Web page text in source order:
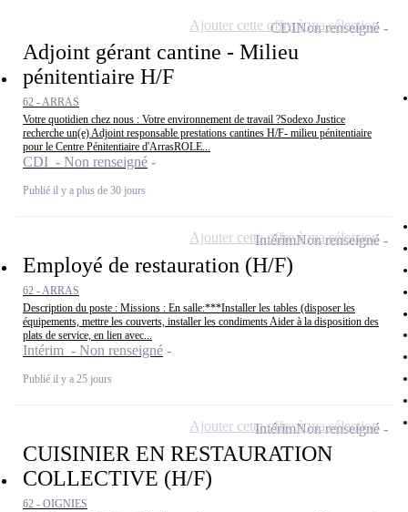
Adjoint gérant cantine - Milieu
pénitentiaire H/F
62 - ARRAS
Votre quotidien chez nous : Votre environnement de travail ?Sodexo Justice
recherche un(e) Adjoint responsable prestations cantines H/F- milieu pénitentiaire
pour le Centre Pénitentiaire d'ArrasROLE...
CDI - Non renseigné
Publié il y a plus de 30 jours
CDINon renseigné
Ajouter cette offre à ma sélection
Employé de restauration (H/F)
62 - ARRAS
Description du poste : Missions : En salle:***Installer les tables (disposer les
équipements, mettre les couverts, installer les condiments Aider à la disposition des
plats de service, en lien avec...
Intérim - Non renseigné
Publié il y a 25 jours
IntérimNon renseigné
Ajouter cette offre à ma sélection
CUISINIER EN RESTAURATION
COLLECTIVE (H/F)
62 - OIGNIES
IntérimNon renseigné
Ajouter cette offre à ma sélection